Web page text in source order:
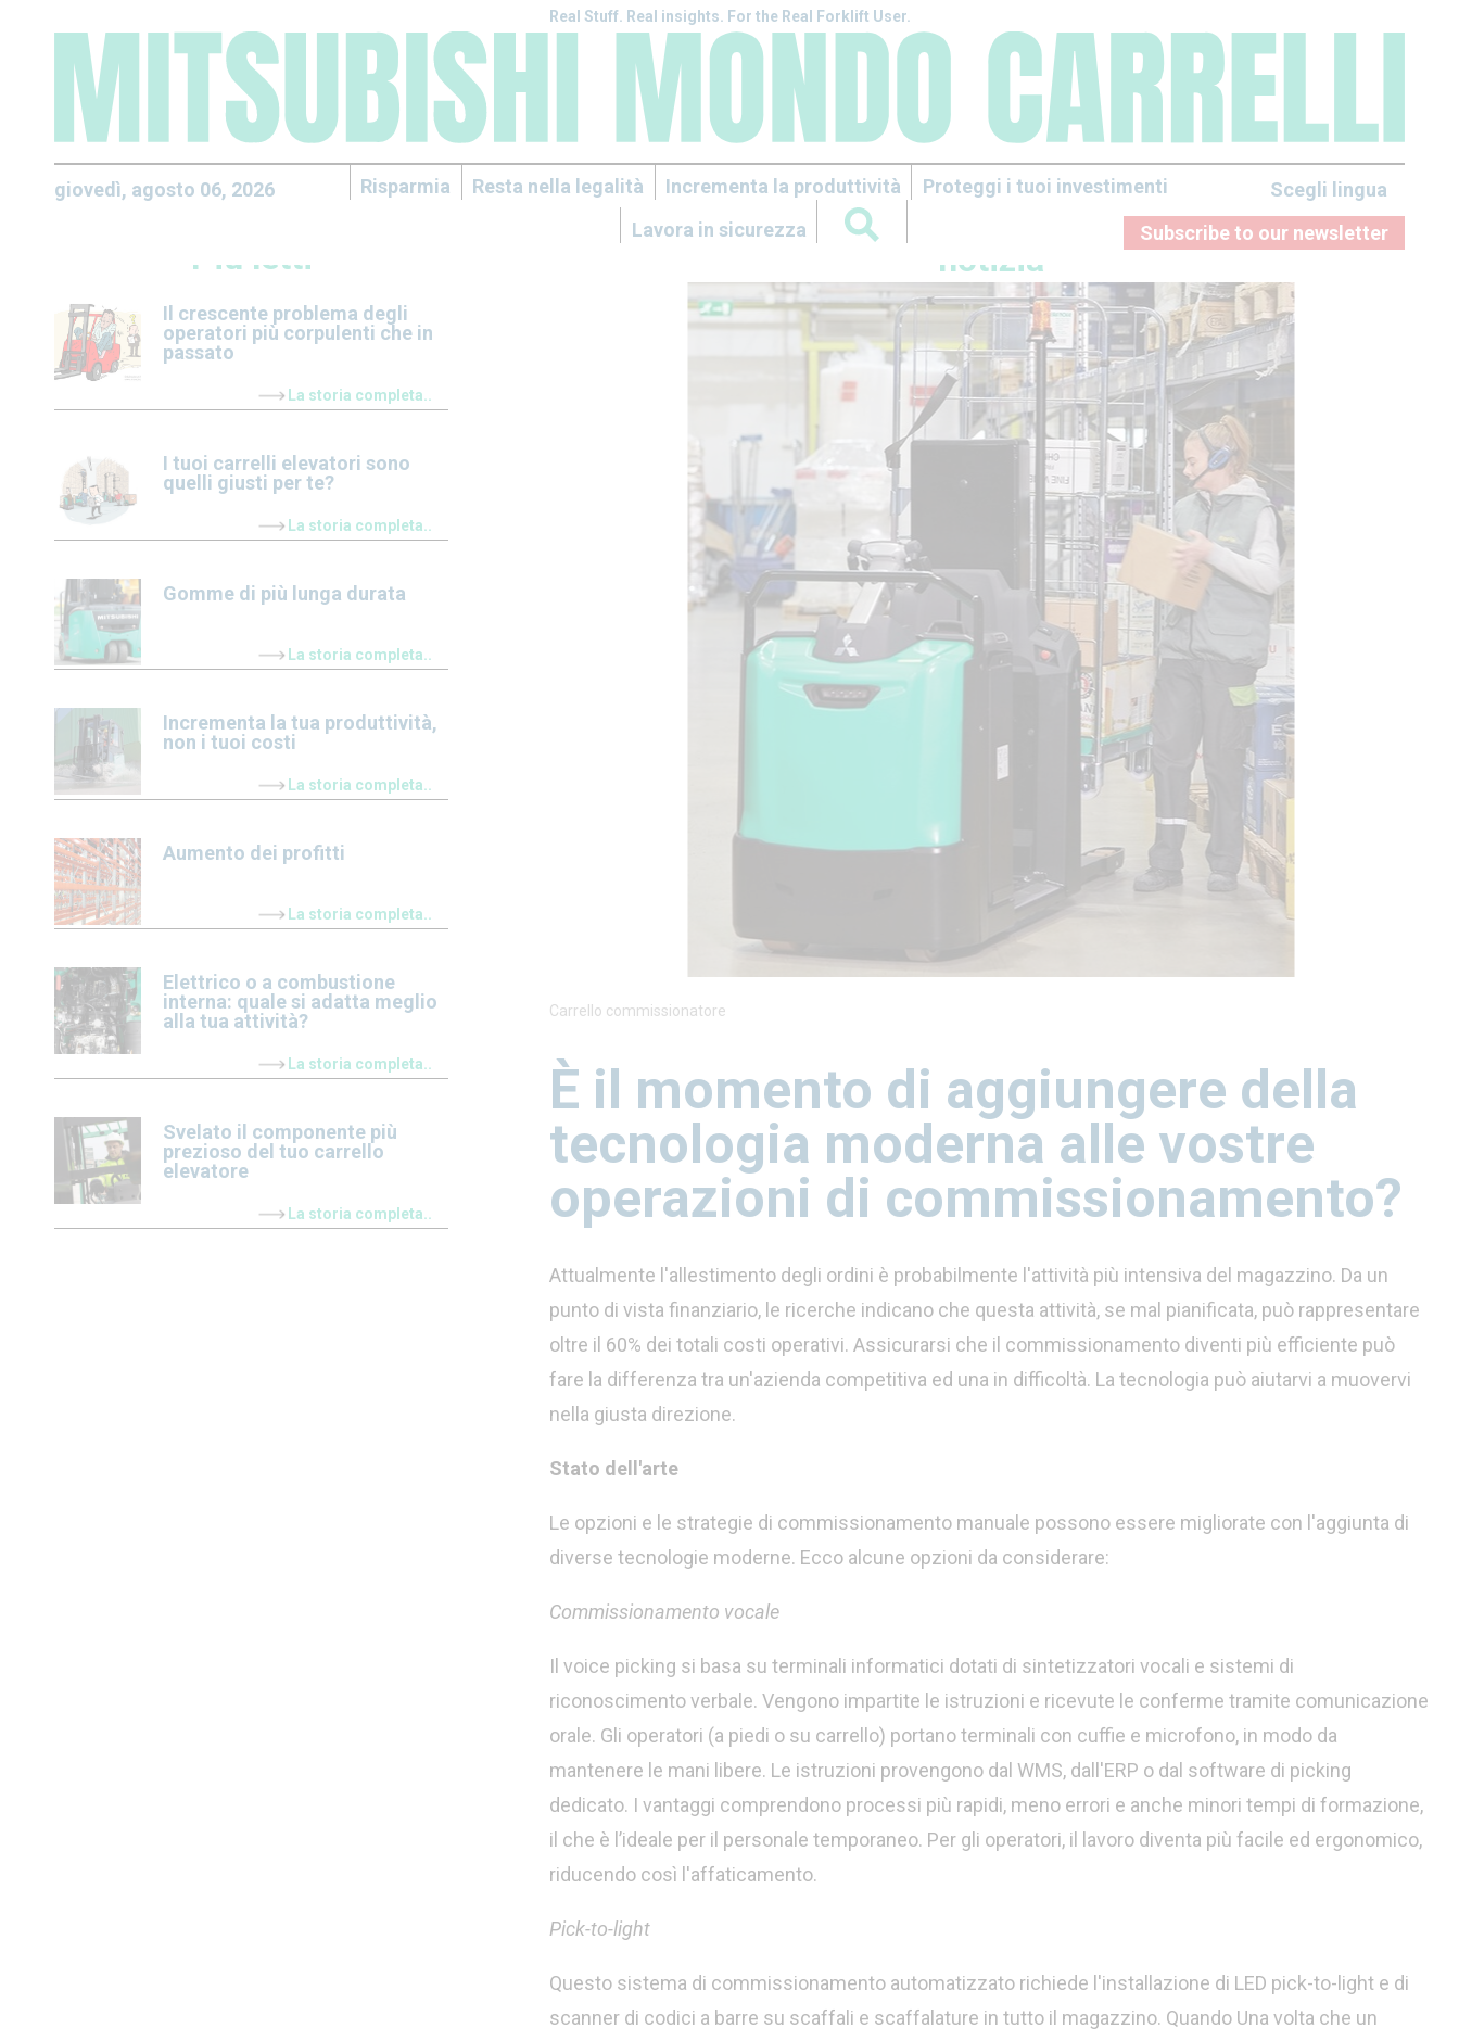
notizia
Carrello commissionatore
È il momento di aggiungere della
tecnologia moderna alle vostre
operazioni di commissionamento?
Attualmente l'allestimento degli ordini è probabilmente l'attività più intensiva del magazzino. Da un
punto di vista finanziario, le ricerche indicano che questa attività, se mal pianificata, può rappresentare
oltre il 60% dei totali costi operativi. Assicurarsi che il commissionamento diventi più efficiente può
fare la differenza tra un'azienda competitiva ed una in difficoltà. La tecnologia può aiutarvi a muovervi
nella giusta direzione.
Stato dell'arte
Le opzioni e le strategie di commissionamento manuale possono essere migliorate con l'aggiunta di
diverse tecnologie moderne. Ecco alcune opzioni da considerare:
Commissionamento vocale
Il voice picking si basa su terminali informatici dotati di sintetizzatori vocali e sistemi di
riconoscimento verbale. Vengono impartite le istruzioni e ricevute le conferme tramite comunicazione
orale. Gli operatori (a piedi o su carrello) portano terminali con cuffie e microfono, in modo da
mantenere le mani libere. Le istruzioni provengono dal WMS, dall'ERP o dal software di picking
dedicato. I vantaggi comprendono processi più rapidi, meno errori e anche minori tempi di formazione,
il che è l’ideale per il personale temporaneo. Per gli operatori, il lavoro diventa più facile ed ergonomico,
riducendo così l'affaticamento.
Pick-to-light
Questo sistema di commissionamento automatizzato richiede l'installazione di LED pick-to-light e di
scanner di codici a barre su scaffali e scaffalature in tutto il magazzino. Quando Una volta che un
Piu letti
Il crescente problema degli
operatori più corpulenti che in
passato
La storia completa..
I tuoi carrelli elevatori sono
quelli giusti per te?
La storia completa..
Gomme di più lunga durata
La storia completa..
Incrementa la tua produttività,
non i tuoi costi
La storia completa..
Aumento dei profitti
La storia completa..
Elettrico o a combustione
interna: quale si adatta meglio
alla tua attività?
La storia completa..
Svelato il componente più
prezioso del tuo carrello
elevatore
La storia completa..
Real Stuff. Real insights. For the Real Forklift User.
giovedì, agosto 06, 2026
Subscribe to our newsletter
Scegli lingua
Risparmia Resta nella legalità Incrementa la produttività
Proteggi i tuoi investimenti
Lavora in sicurezza